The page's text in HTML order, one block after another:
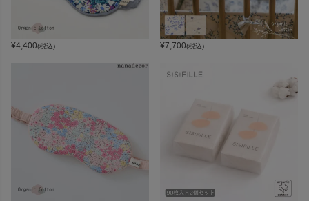
¥4,400(税込) ¥7,700(税込)